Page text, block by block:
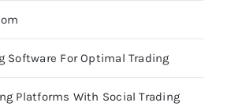
Software For Optimal Trading
Platforms With Social Trading